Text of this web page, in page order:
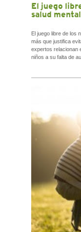
El juego
salud mental
El juego libre de los
más que justifica
expertos relacionan
niños a su falta de